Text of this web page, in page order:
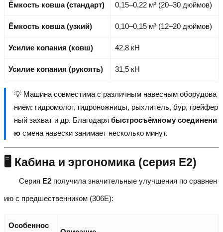
Ёмкость ковша (стандарт) 0,15–0,22 м³ (20–30 дюймов)
Ёмкость ковша (узкий) 0,10–0,15 м³ (12–20 дюймов)
Усилие копания (ковш) 42,8 кН
Усилие копания (рукоять) 31,5 кН
💡 Машина совместима с различным навесным оборудова
нием: гидромолот, гидроножницы, рыхлитель, бур, грейфер
ный захват и др. Благодаря быстросъёмному соединени
ю смена навески занимает несколько минут.
🖥️ Кабина и эргономика (серия E2)
Серия E2 получила значительные улучшения по сравнен
ию с предшественником (306E):
Особеннос